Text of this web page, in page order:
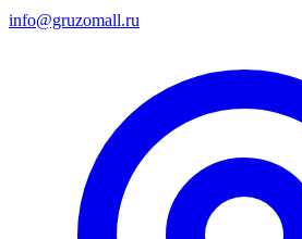
info@gruzomall.ru